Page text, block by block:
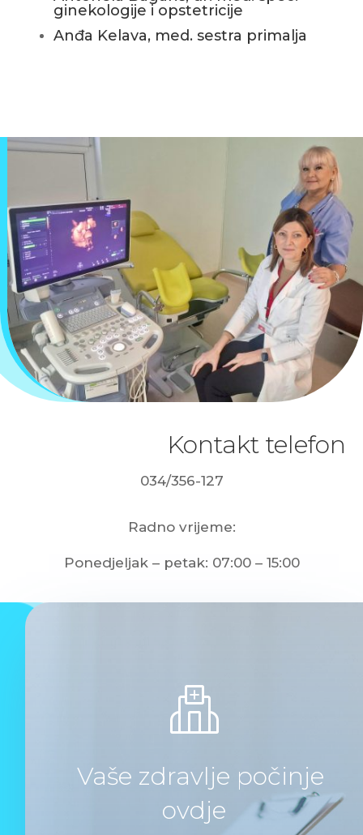
ginekologije i opstetricije
Anđa Kelava, med. sestra primalja
Kontakt telefon
034/356-127
Radno vrijeme:
Ponedjeljak – petak: 07:00 – 15:00
Vaše zdravlje počinje
ovdje